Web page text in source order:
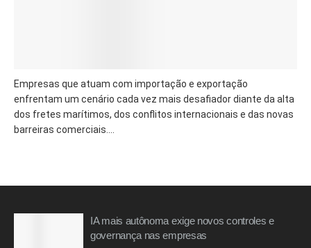
Empresas que atuam com importação e exportação
enfrentam um cenário cada vez mais desafiador diante da alta
dos fretes marítimos, dos conflitos internacionais e das novas
barreiras comerciais....
IA mais autônoma exige novos controles e
governança nas empresas